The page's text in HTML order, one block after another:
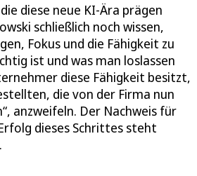
diese neue KI-Ära prägen
schließlich noch wissen,
Fokus und die Fähigkeit zu
ist und was man loslassen
diese Fähigkeit besitzt,
die von der Firma nun
anzweifeln. Der Nachweis für
dieses Schrittes steht